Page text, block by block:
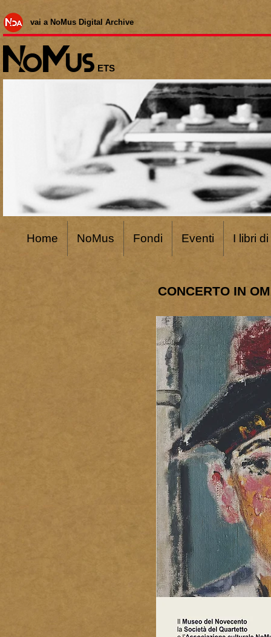
Home NoMus Fondi Eventi I libri
vai a NoMus Digital Archive
ETS
CONCERTO IN